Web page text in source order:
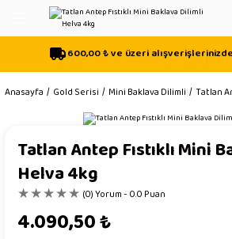
Geri Dön
Helva
Geri Dön
Geri Dön
600,00 ₺ ve üzeri
Anasayfa Gold Serisi Mini Baklava Dilimli Tatlan
Tatlan Antep Fıstıklı Mini
Helva 4kg
(0) Yorum - 0.0 Puan
4.090,50₺